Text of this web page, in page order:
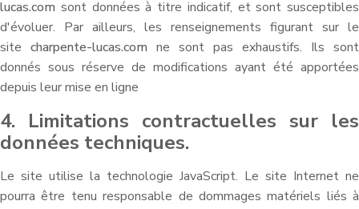
lucas.com sont données à titre indicatif, et sont susceptibles
d'évoluer. Par ailleurs, les renseignements figurant sur le
site charpente-lucas.com ne sont pas exhaustifs. Ils sont
donnés sous réserve de modifications ayant été apportées
depuis leur mise en ligne
4. Limitations contractuelles sur les
données techniques.
Le site utilise la technologie JavaScript. Le site Internet ne
pourra être tenu responsable de dommages matériels liés à